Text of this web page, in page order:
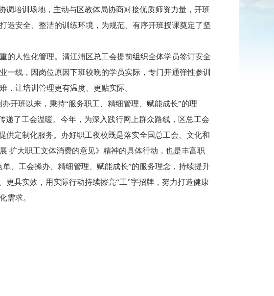
调培训场地，主动与区教体局协商对接优质师资力量，开班
造安全、整洁的训练环境，为规范、有序开班授课奠定了坚
的人性化管理。清江浦区总工会提前组织全体学员签订安全
一线，因岗位原因下班较晚的学员实际，专门开通弹性参训
让培训管理更有温度、更贴实际。
开班以来，秉持“服务职工、精细管理、赋能成长”的理
了工会温暖。今年，为深入践行网上群众路线，区总工会
供定制化服务。办好职工夜校既是落实全国总工会、文化和
扩大职工文体消费的意见》精神的具体行动，也是丰富职
、工会操办、精细管理、赋能成长”的服务理念，持续提升
具实效，用实际行动持续擦亮“工”字招牌，努力打造健康
需求。